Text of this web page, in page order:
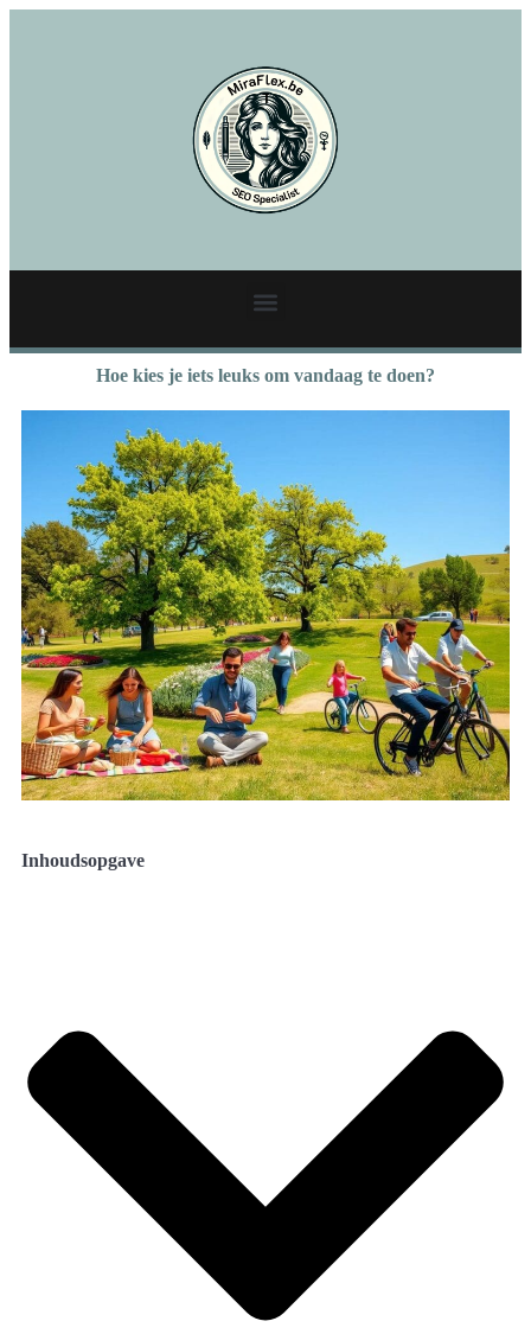
Hoe kies je iets leuks om vandaag te doen?
Inhoudsopgave